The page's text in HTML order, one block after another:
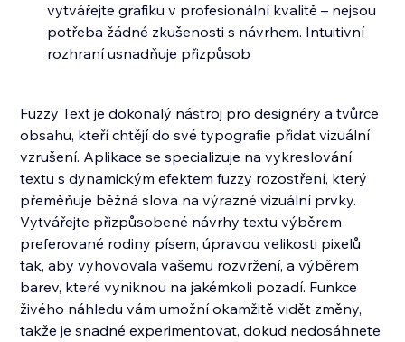
vytvářejte grafiku v profesionální kvalitě – nejsou
potřeba žádné zkušenosti s návrhem. Intuitivní
rozhraní usnadňuje přizpůsob
Fuzzy Text je dokonalý nástroj pro designéry a tvůrce
obsahu, kteří chtějí do své typografie přidat vizuální
vzrušení. Aplikace se specializuje na vykreslování
textu s dynamickým efektem fuzzy rozostření, který
přeměňuje běžná slova na výrazné vizuální prvky.
Vytvářejte přizpůsobené návrhy textu výběrem
preferované rodiny písem, úpravou velikosti pixelů
tak, aby vyhovovala vašemu rozvržení, a výběrem
barev, které vyniknou na jakémkoli pozadí. Funkce
živého náhledu vám umožní okamžitě vidět změny,
takže je snadné experimentovat, dokud nedosáhnete